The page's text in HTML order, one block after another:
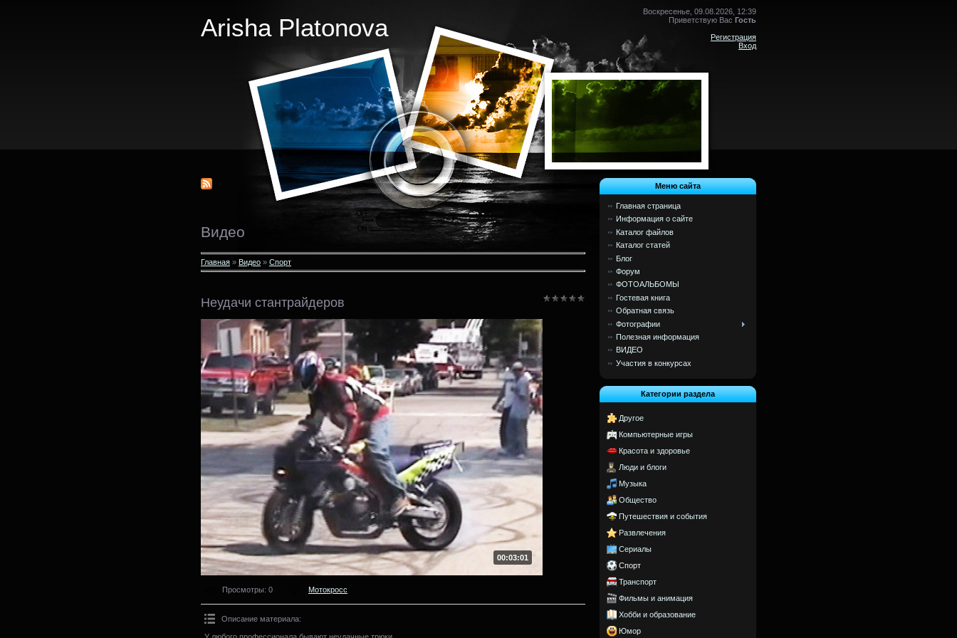
Arisha Platonova
Воскресенье, 09.08.2026, 12:39
Приветствую Вас Гость
Регистрация
Вход
Видео
Главная » Видео » Спорт
Неудачи стантрайдеров
00:03:01
Просмотры: 0 Мотокросс
Описание материала:
У любого профессионала бывают неудачные трюки.
Меню сайта
Главная страница
Информация о сайте
Каталог файлов
Каталог статей
Блог
Форум
ФОТОАЛЬБОМЫ
Гостевая книга
Обратная связь
Фотографии
Полезная информация
ВИДЕО
Участия в конкурсах
Категории раздела
Другое
Компьютерные игры
Красота и здоровье
Люди и блоги
Музыка
Общество
Путешествия и события
Развлечения
Сериалы
Спорт
Транспорт
Фильмы и анимация
Хобби и образование
Юмор